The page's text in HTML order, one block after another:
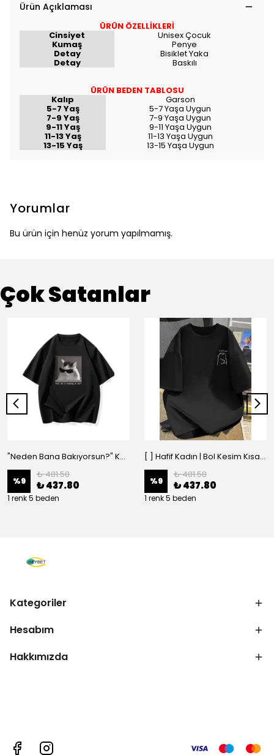
Ürün Açıklaması
ÜRÜN ÖZELLİKLERİ
Cinsiyet Unisex Çocuk
Kumaş Penye
Detay Bisiklet Yaka
Detay Baskılı
ÜRÜN BEDEN TABLOSU
Kalıp Garson
5-7 Yaş 5-7 Yaşa Uygun
7-9 Yaş 7-9 Yaşa Uygun
9-11 Yaş 9-11 Yaşa Uygun
11-13 Yaş 11-13 Yaşa Uygun
13-15 Yaş 13-15 Yaşa Uygun
Yorumlar
Bu ürün için henüz yorum yapılmamış.
Çok Satanlar
"Neden Bana Bakıyorsun?" Komik Kedi Grafik Tişört - Dijital Baskılı Siyah Bol - Siyah
%9
₺ 481.58
₺ 437.80
1 renk 5 beden
[ ] Hafif Kadın | Bol Kesim Kısa Kollu Yuvarlak Yaka Eğlenceli Karikatür Ayı ve - Siyah
%9
₺ 481.58
₺ 437.80
1 renk 5 beden
Kategoriler
Hesabım
Hakkımızda